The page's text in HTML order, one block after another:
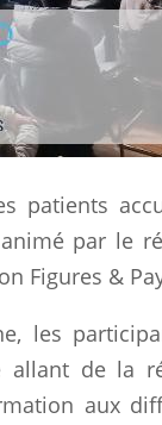
patients
par le
Figures &
les
allant de la
aux